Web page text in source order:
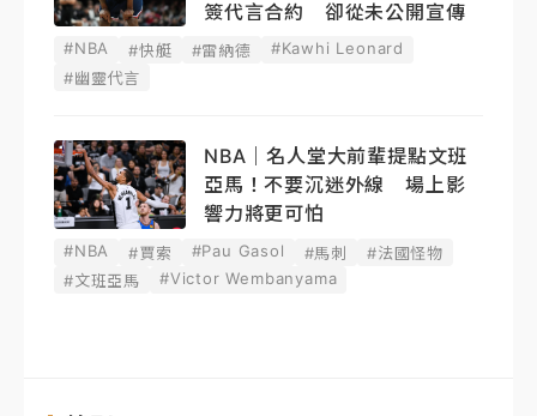
簽代言合約 卻從未公開宣傳
#NBA #快艇 #雷納德
#Kawhi Leonard
#幽靈代言
NBA｜名人堂大前輩提點文班
亞馬！不要沉迷外線 場上影
響力將更可怕
#NBA #賈索 #Pau Gasol #馬刺
#法國怪物
#文班亞馬
#Victor Wembanyama